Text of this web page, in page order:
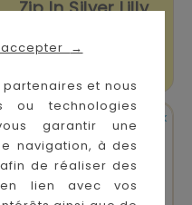
→
et nous
ou technologies
garantir une
navigation, à des
de réaliser des
lien avec vos
Zip In Silver Lilly
 En stock